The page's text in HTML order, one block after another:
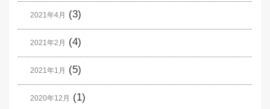
2021年4月 (3)
2021年2月 (4)
2021年1月 (5)
2020年12月 (1)